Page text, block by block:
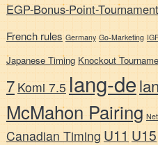
EGP-Bonus-Point-Tournament
French rules Germany Go-Marketing
Japanese Timing Knockout
7 Komi 7.5 lang-de
McMahon Pairing
Canadian Timing U11 U15